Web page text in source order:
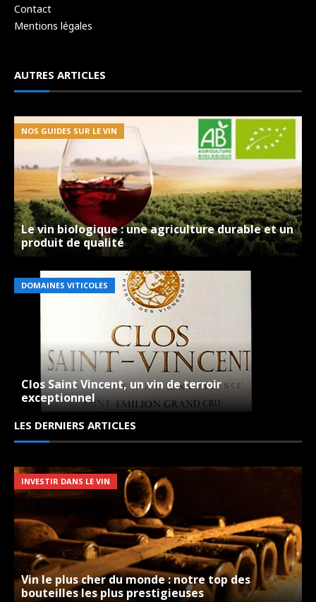
Contact
Mentions légales
AUTRES ARTICLES
NOS GUIDES SUR LE VIN
Le vin biologique : une agriculture durable et un
produit de qualité
DOMAINES VITICOLES
Clos Saint Vincent, un vin de terroir
exceptionnel
LES DERNIERS ARTICLES
INVESTIR DANS LE VIN
Vin le plus cher du monde : notre top des
bouteilles les plus prestigieuses